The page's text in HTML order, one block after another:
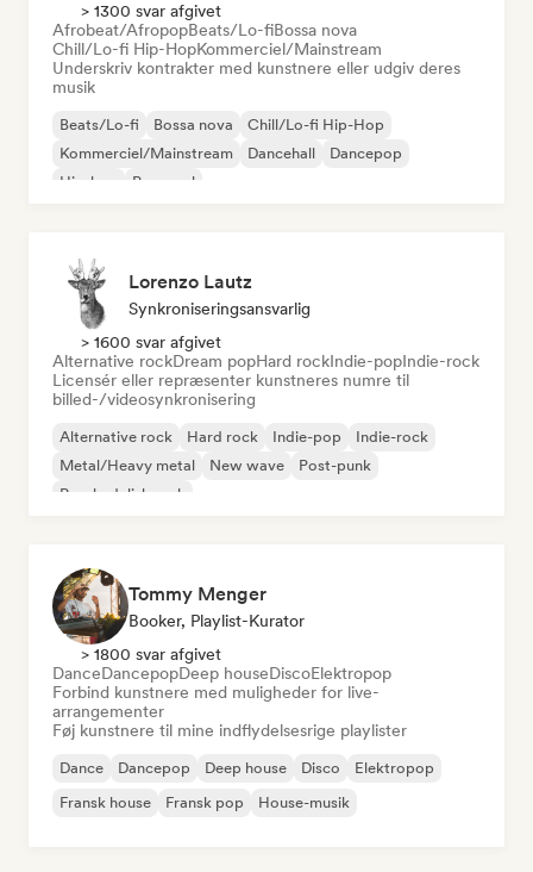
> 1300 svar afgivet
Afrobeat/AfropopBeats/Lo-fiBossa nova
Chill/Lo-fi Hip-HopKommerciel/Mainstream
Underskriv kontrakter med kunstnere eller udgiv deres
musik
Beats/Lo-fi Bossa nova
Chill/Lo-fi Hip-Hop
Kommerciel/Mainstream
Dancehall
Dancepop
Hip-hop
Pop-soul
Lorenzo Lautz
Synkroniseringsansvarlig
> 1600 svar afgivet
Alternative rockDream popHard rockIndie-popIndie-rock
Licensér eller repræsenter kunstneres numre til
billed-/videosynkronisering
Alternative rock Hard rock Indie-pop
Indie-rock
Metal/Heavy metal
New wave
Post-punk
Psychedelisk rock
Tommy Menger
Booker, Playlist-Kurator
> 1800 svar afgivet
DanceDancepopDeep houseDiscoElektropop
Forbind kunstnere med muligheder for live-
arrangementer
Føj kunstnere til mine indflydelsesrige playlister
Dance Dancepop Deep house Disco
Elektropop
Fransk house
Fransk pop House-musik